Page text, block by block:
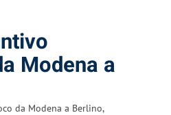
Modena a
da Modena a Berlino,